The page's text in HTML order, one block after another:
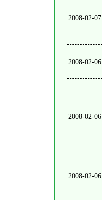
2008-02-07
2008-02-06
2008-02-06
2008-02-06